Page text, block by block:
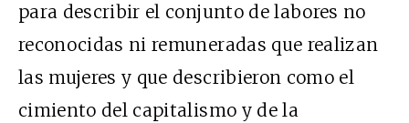
para describir el conjunto de labores no
reconocidas ni remuneradas que realizan
las mujeres y que describieron como el
cimiento del capitalismo y de la